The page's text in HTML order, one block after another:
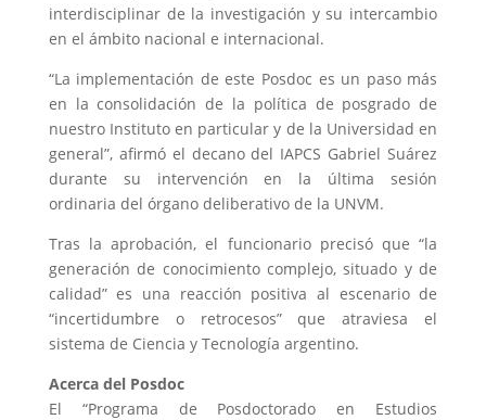
interdisciplinar de la investigación y su intercambio
en el ámbito nacional e internacional.
“La implementación de este Posdoc es un paso más
en la consolidación de la política de posgrado de
nuestro Instituto en particular y de la Universidad en
general”, afirmó el decano del IAPCS Gabriel Suárez
durante su intervención en la última sesión
ordinaria del órgano deliberativo de la UNVM.
Tras la aprobación, el funcionario precisó que “la
generación de conocimiento complejo, situado y de
calidad” es una reacción positiva al escenario de
“incertidumbre o retrocesos” que atraviesa el
sistema de Ciencia y Tecnología argentino.
Acerca del Posdoc
El “Programa de Posdoctorado en Estudios